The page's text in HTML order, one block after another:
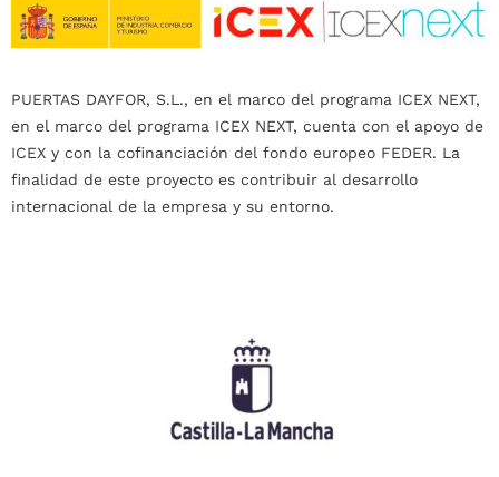
PUERTAS DAYFOR, S.L., en el marco del programa ICEX NEXT,
en el marco del programa ICEX NEXT, cuenta con el apoyo de
ICEX y con la cofinanciación del fondo europeo FEDER. La
finalidad de este proyecto es contribuir al desarrollo
internacional de la empresa y su entorno.